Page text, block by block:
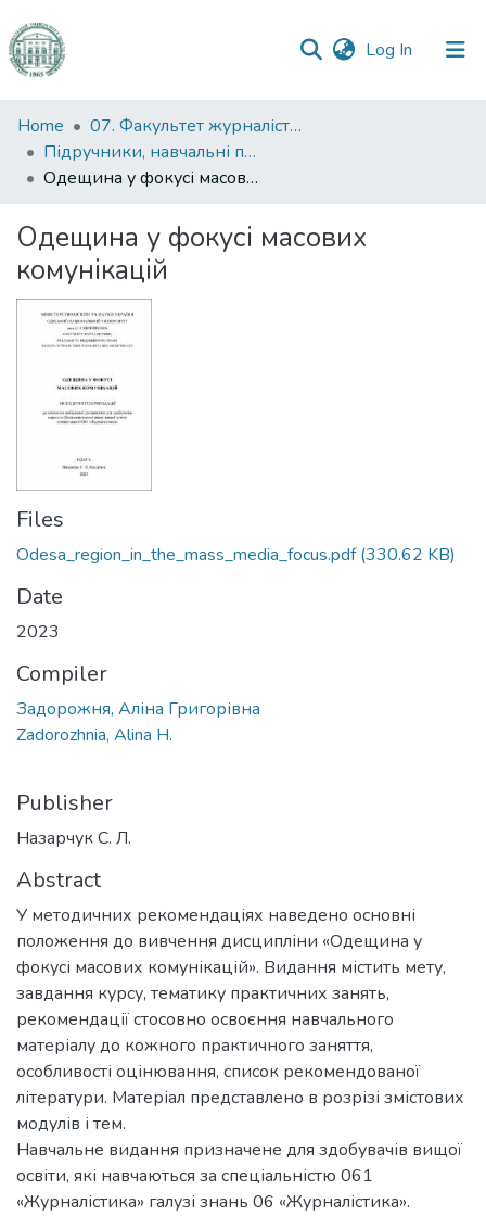
Log In (current)
Communities
&
Collections
Statistics
Home
07. Факультет журналістики, реклами та видавничої справи
Підручники, навчальні посібники та інші науково- та навчально-методичні праці ФЖРВС
Одещина у фокусі масових комунікацій
Одещина у фокусі масових
комунікацій
Files
Odesa_region_in_the_mass_media_focus.pdf(330.62 KB)
Date
2023
Compiler
Задорожня, Аліна Григорівна
Zadorozhnia, Alina H.
Publisher
Назарчук С. Л.
Abstract
У методичних рекомендаціях наведено основні
положення до вивчення дисципліни «Одещина у
фокусі масових комунікацій». Видання містить мету,
завдання курсу, тематику практичних занять,
рекомендації стосовно освоєння навчального
матеріалу до кожного практичного заняття,
особливості оцінювання, список рекомендованої
літератури. Матеріал представлено в розрізі змістових
модулів і тем.
Навчальне видання призначене для здобувачів вищої
освіти, які навчаються за спеціальністю 061
«Журналістика» галузі знань 06 «Журналістика».